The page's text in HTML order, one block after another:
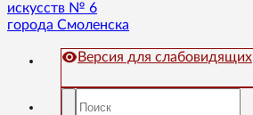
искусств № 6
города Смоленска
Версия для слабовидящих